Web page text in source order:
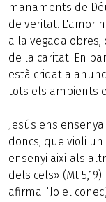
manaments de
de veritat. L'amor
a la vegada
de la caritat. En
està cridat a
tots els ambients
Jesús ens
doncs, que violi
ensenyi així als
dels cels» (Mt
afirma: ‘Jo el